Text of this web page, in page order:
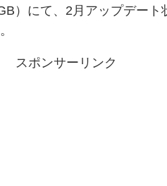
）にて、2月アップデー
スポンサーリンク